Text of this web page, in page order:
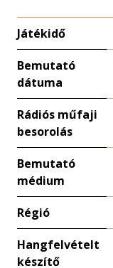
Játékidő
Bemutató
dátuma
Rádiós műfaji
besorolás
Bemutató
médium
Régió
Hangfelvételt
készítő